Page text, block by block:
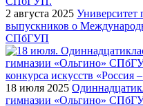
2 августа 2025 Университет
выпускников о
СПбГУП
18 июля 2025
гимназии «Ольгино»